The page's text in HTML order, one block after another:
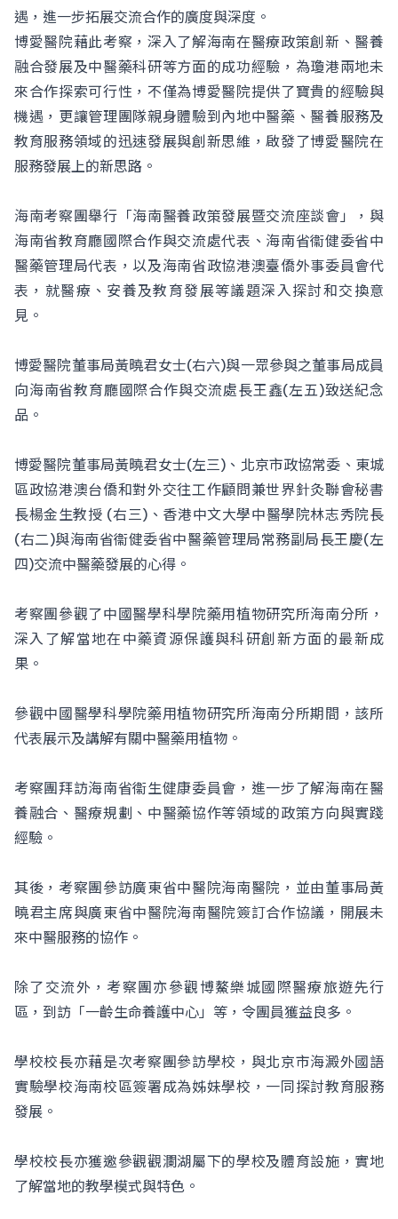
遇，進一步拓展交流合作的廣度與深度。
博愛醫院藉此考察，深入了解海南在醫療政策創新、醫養
融合發展及中醫藥科研等方面的成功經驗，為瓊港兩地未
來合作探索可行性，不僅為博愛醫院提供了寶貴的經驗與
機遇，更讓管理團隊親身體驗到內地中醫藥、醫養服務及
教育服務領域的迅速發展與創新思維，啟發了博愛醫院在
服務發展上的新思路。
海南考察團舉行「海南醫養政策發展暨交流座談會」，與
海南省教育廳國際合作與交流處代表、海南省衞健委省中
醫藥管理局代表，以及海南省政協港澳臺僑外事委員會代
表，就醫療、安養及教育發展等議題深入探討和交換意
見。
博愛醫院董事局黃曉君女士(右六)與一眾參與之董事局成員
向海南省教育廳國際合作與交流處長王鑫(左五)致送紀念
品。
博愛醫院董事局黃曉君女士(左三)、北京市政協常委、東城
區政協港澳台僑和對外交往工作顧問兼世界針灸聯會秘書
長楊金生教授 (右三)、香港中文大學中醫學院林志秀院長
(右二)與海南省衞健委省中醫藥管理局常務副局長王慶(左
四)交流中醫藥發展的心得。
考察團參觀了中國醫學科學院藥用植物研究所海南分所，
深入了解當地在中藥資源保護與科研創新方面的最新成
果。
參觀中國醫學科學院藥用植物研究所海南分所期間，該所
代表展示及講解有關中醫藥用植物。
考察團拜訪海南省衞生健康委員會，進一步了解海南在醫
養融合、醫療規劃、中醫藥協作等領域的政策方向與實踐
經驗。
其後，考察團參訪廣東省中醫院海南醫院，並由董事局黃
曉君主席與廣東省中醫院海南醫院簽訂合作協議，開展未
來中醫服務的協作。
除了交流外，考察團亦參觀博鰲樂城國際醫療旅遊先行
區，到訪「一齡生命養護中心」等，令團員獲益良多。
學校校長亦藉是次考察團參訪學校，與北京市海澱外國語
實驗學校海南校區簽署成為姊妹學校，一同探討教育服務
發展。
學校校長亦獲邀參觀觀瀾湖屬下的學校及體育設施，實地
了解當地的教學模式與特色。